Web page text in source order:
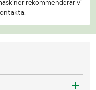
rekommenderar vi